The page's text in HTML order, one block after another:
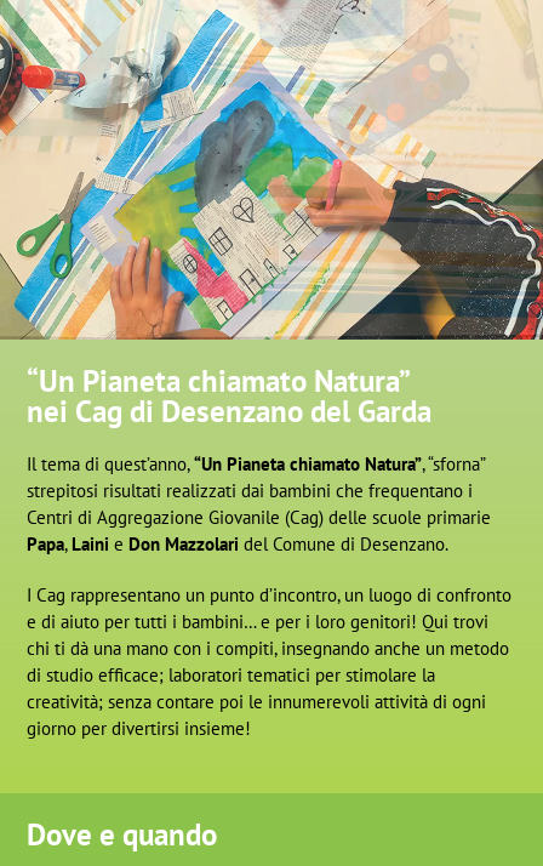
“Un Pianeta chiamato Natura”
nei Cag di Desenzano del Garda
Il tema di quest’anno,“Un Pianeta chiamato Natura”, “sforna”
strepitosi risultati realizzati dai bambini che frequentano i
Centri di Aggregazione Giovanile (Cag) delle scuole primarie
Papa, Laini e Don Mazzolari del Comune di Desenzano.
I Cag rappresentano un punto d’incontro, un luogo di confronto
e di aiuto per tutti i bambini… e per i loro genitori! Qui trovi
chi ti dà una mano con i compiti, insegnando anche un metodo
di studio efficace; laboratori tematici per stimolare la
creatività; senza contare poi le innumerevoli attività di ogni
giorno per divertirsi insieme!
Dove e quando